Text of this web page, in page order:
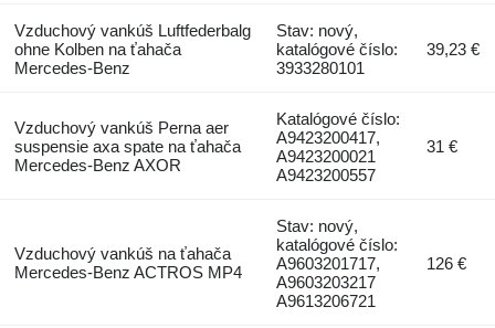
Vzduchový vankúš Luftfederbalg
ohne Kolben na ťahača
Mercedes-Benz
Stav: nový,
katalógové číslo:
3933280101
39,23 €
Vzduchový vankúš Perna aer
suspensie axa spate na ťahača
Mercedes-Benz AXOR
Katalógové číslo:
A9423200417,
A9423200021
A9423200557
31 €
Vzduchový vankúš na ťahača
Mercedes-Benz ACTROS MP4
Stav: nový,
katalógové číslo:
A9603201717,
A9603203217
A9613206721
126 €